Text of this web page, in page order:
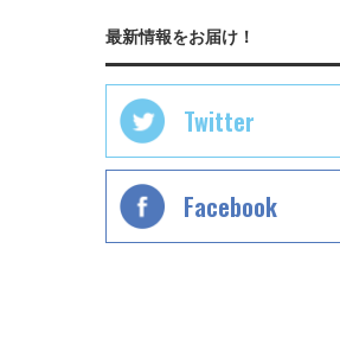
最新情報をお届け！
Twitter
Facebook